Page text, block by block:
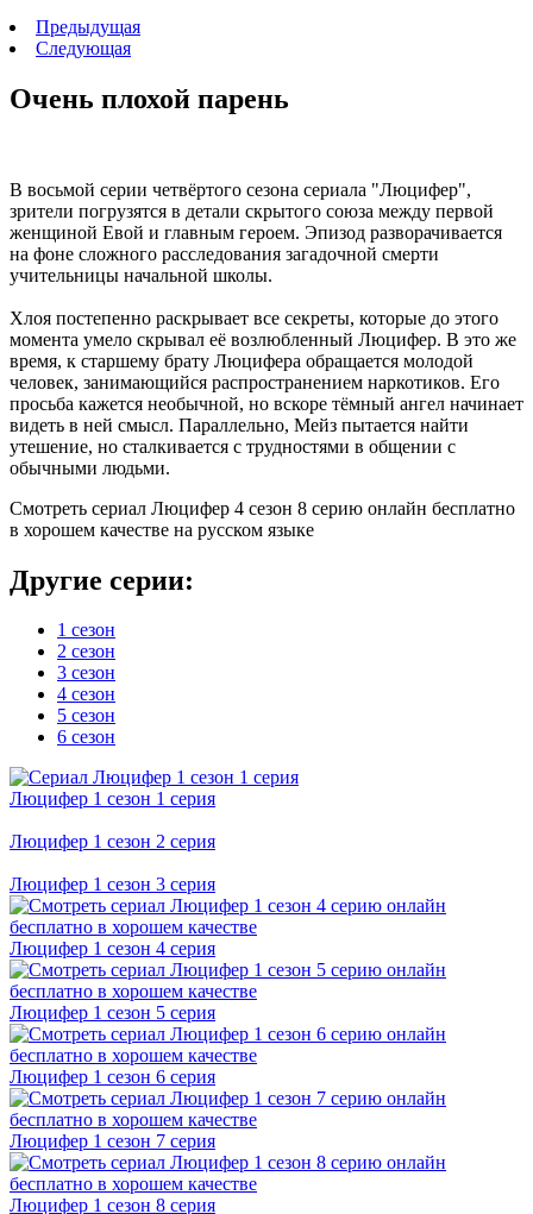
Предыдущая
Следующая
Очень плохой парень
В восьмой серии четвёртого сезона сериала "Люцифер",
зрители погрузятся в детали скрытого союза между первой
женщиной Евой и главным героем. Эпизод разворачивается
на фоне сложного расследования загадочной смерти
учительницы начальной школы.
Хлоя постепенно раскрывает все секреты, которые до этого
момента умело скрывал её возлюбленный Люцифер. В это же
время, к старшему брату Люцифера обращается молодой
человек, занимающийся распространением наркотиков. Его
просьба кажется необычной, но вскоре тёмный ангел начинает
видеть в ней смысл. Параллельно, Мейз пытается найти
утешение, но сталкивается с трудностями в общении с
обычными людьми.
Смотреть сериал Люцифер 4 сезон 8 серию онлайн бесплатно
в хорошем качестве на русском языке
Другие серии:
1 сезон
2 сезон
3 сезон
4 сезон
5 сезон
6 сезон
Люцифер 1 cезон 1 cерия
Люцифер 1 cезон 2 cерия
Люцифер 1 cезон 3 cерия
Люцифер 1 cезон 4 cерия
Люцифер 1 cезон 5 cерия
Люцифер 1 cезон 6 cерия
Люцифер 1 cезон 7 cерия
Люцифер 1 cезон 8 cерия